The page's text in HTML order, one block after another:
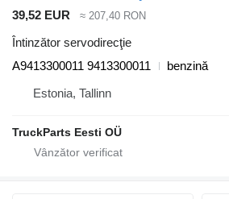
39,52 EUR ≈ 207,40 RON
Întinzător servodirecţie
A9413300011 9413300011
benzină
Estonia, Tallinn
TruckParts Eesti OÜ